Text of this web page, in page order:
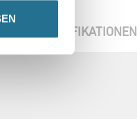
SPEZIFIKATIONEN